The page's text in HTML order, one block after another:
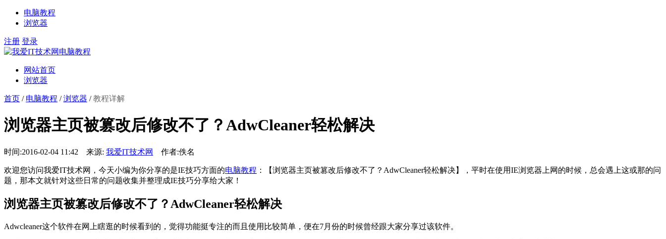
电脑教程
浏览器
注册 登录
网站首页
浏览器
首页 / 电脑教程 /浏览器 /教程详解
浏览器主页被篡改后修改不了？AdwCleaner轻松解决
时间:2016-02-04 11:42 来源: 我爱IT技术网 作者:佚名
欢迎您访问我爱IT技术网，今天小编为你分享的是IE技巧方面的电脑教程 ：【浏览器主页被篡改后修改不了？AdwCleaner轻松解决】，平时在使用IE浏览器上网的时候，总会遇上这或那的问
题，那本文就针对这些日常的问题收集并整理成IE技巧分享给大家！
浏览器主页被篡改后修改不了？AdwCleaner轻松解决
Adwcleaner这个软件在网上瞎逛的时候看到的，觉得功能挺专注的而且使用比较简单，便在7月份的时候曾经跟大家分享过该软件。